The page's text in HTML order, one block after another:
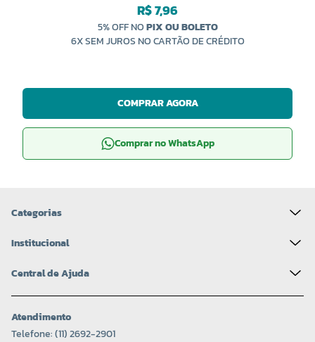
R$ 7,96
5% OFF NOPIX OU BOLETO
6X SEM JUROS NO CARTÃO DE CRÉDITO
COMPRAR AGORA
Comprar no WhatsApp
Categorias
Institucional
Central de Ajuda
Atendimento
Telefone: (11) 2692-2901